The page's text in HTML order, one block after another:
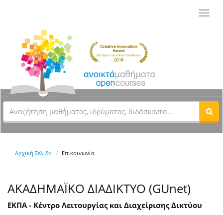
Αρχική Σελίδα Επικοινωνία
ΑΚΑΔΗΜΑΪΚΟ ΔΙΑΔΙΚΤΥΟ (GUnet)
ΕΚΠΑ - Κέντρο Λειτουργίας και Διαχείρισης Δικτύου